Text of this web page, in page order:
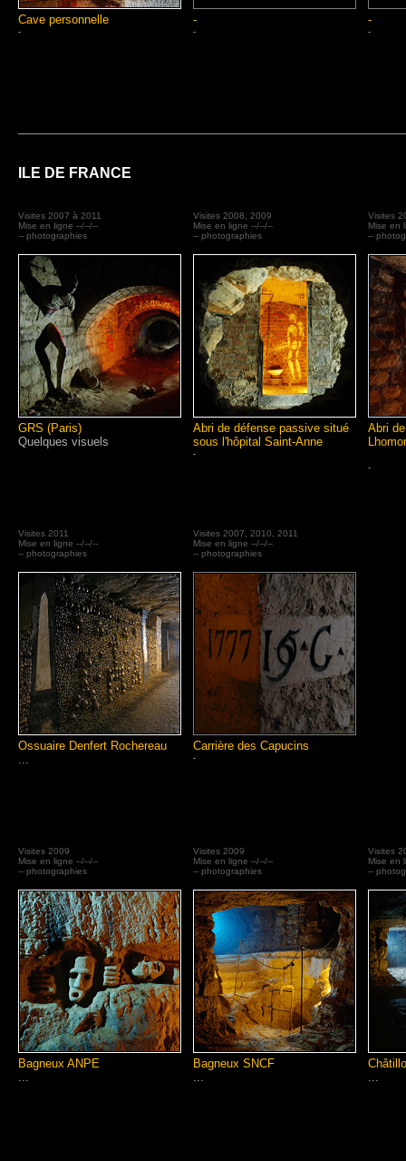
Visites
Mise en
--
Visites 2008, 2009
Mise en ligne --/--/--
-- photographies
Visites 2007 à 2011
Mise en ligne --/--/--
-- photographies
Abri
-
Abri de défense passive situé
sous l'hôpital Saint-Anne
-
GRS (Paris)
Quelques visuels
ILE DE FRANCE
Visites 2007, 2010, 2011
Mise en ligne --/--/--
-- photographies
Visites 2011
Mise en ligne --/--/--
-- photographies
Carrière des Capucins
-
Ossuaire Denfert Rochereau
...
Visites
Mise en
--
Visites 2009
Mise en ligne --/--/--
-- photographies
Visites 2009
Mise en ligne --/--/--
-- photographies
...
Bagneux SNCF
...
Bagneux ANPE
...
-
-
-
-
Cave personnelle
-